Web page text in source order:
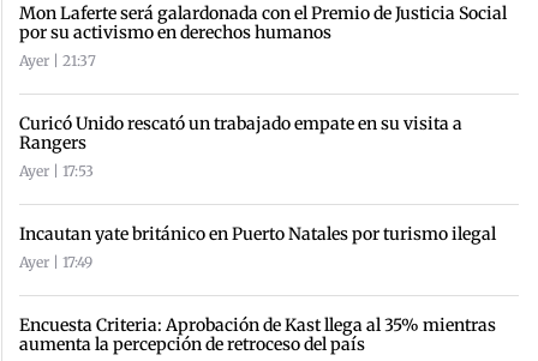
Mon Laferte será galardonada con el Premio de Justicia Social
por su activismo en derechos humanos
Ayer | 21:37
Curicó Unido rescató un trabajado empate en su visita a
Rangers
Ayer | 17:53
Incautan yate británico en Puerto Natales por turismo ilegal
Ayer | 17:49
Encuesta Criteria: Aprobación de Kast llega al 35% mientras
aumenta la percepción de retroceso del país